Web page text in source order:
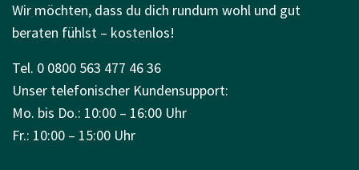
Wir möchten, dass du dich rundum wohl und gut
beraten fühlst – kostenlos!
Tel. 0 0800 563 477 46 36
Unser telefonischer Kundensupport:
Mo. bis Do.: 10:00 – 16:00 Uhr
Fr.: 10:00 – 15:00 Uhr